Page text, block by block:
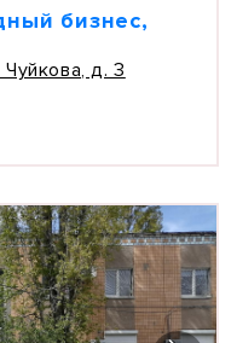
бизнес,
д. 3